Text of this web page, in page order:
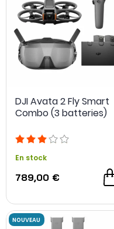
DJI Avata 2 Fly Smart
Combo (3 batteries)
En stock
789,00 €